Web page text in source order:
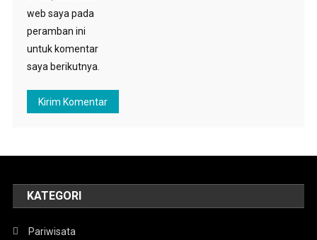
web saya pada
peramban ini
untuk komentar
saya berikutnya.
KATEGORI
Pariwisata